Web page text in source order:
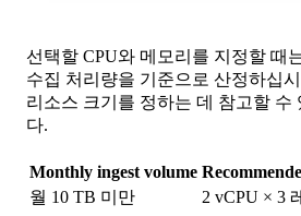
선택할 CPU와 메모리를 지정할 때
수집 처리량을 기준으로 산정하십
리소스 크기를 정하는 데 참고할 수
다.
Monthly ingest volume
월 10 TB 미만
2 vCPU × 3